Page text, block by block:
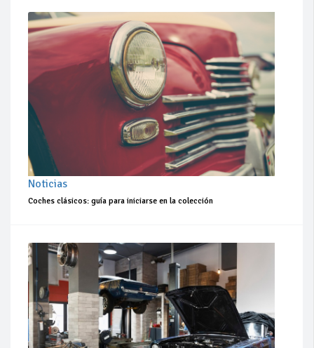
Noticias
Coches clásicos: guía para iniciarse en la colección